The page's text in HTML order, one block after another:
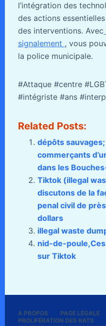
l’intégration des
des actions
des interventions. Avec
signalement , vous
la police municipale.
#Attaque #centre
#intégriste #ans
Related Posts:
dépôts
commerçants
dans les
Tiktok (illegal
discutons de la
penal civil de
dollars
illegal waste
nid-de-
sur Tiktok
A PROPOS PAGE LÉGALE
PROLIFÉRATION DES RATS